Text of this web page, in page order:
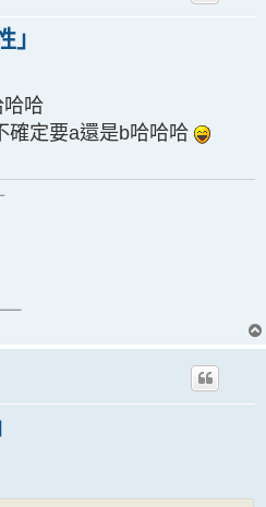
」
哈哈
確定要a還是b哈哈哈